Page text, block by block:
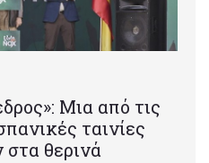
Mια από τις
ταινίες
θερινά